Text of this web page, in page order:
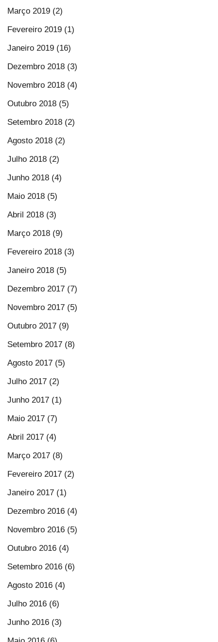
Março 2019 (2)
Fevereiro 2019 (1)
Janeiro 2019 (16)
Dezembro 2018 (3)
Novembro 2018 (4)
Outubro 2018 (5)
Setembro 2018 (2)
Agosto 2018 (2)
Julho 2018 (2)
Junho 2018 (4)
Maio 2018 (5)
Abril 2018 (3)
Março 2018 (9)
Fevereiro 2018 (3)
Janeiro 2018 (5)
Dezembro 2017 (7)
Novembro 2017 (5)
Outubro 2017 (9)
Setembro 2017 (8)
Agosto 2017 (5)
Julho 2017 (2)
Junho 2017 (1)
Maio 2017 (7)
Abril 2017 (4)
Março 2017 (8)
Fevereiro 2017 (2)
Janeiro 2017 (1)
Dezembro 2016 (4)
Novembro 2016 (5)
Outubro 2016 (4)
Setembro 2016 (6)
Agosto 2016 (4)
Julho 2016 (6)
Junho 2016 (3)